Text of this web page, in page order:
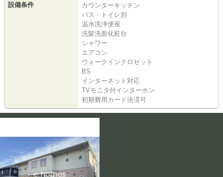
設備条件
カウンターキッチン
バス・トイレ別
温水洗浄便座
洗髪洗面化粧台
シャワー
エアコン
ウォークインクロゼット
BS
インターネット対応
TVモニタ付インターホン
初期費用カード決済可